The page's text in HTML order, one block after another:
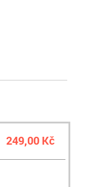
249,00 Kč